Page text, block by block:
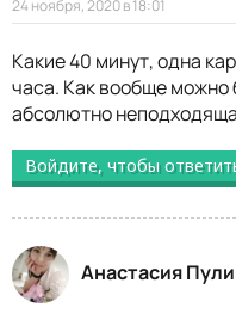
24 ноября, 2020 в 18:01
Какие 40 минут, одна
часа. Как вообще можно
абсолютно
Войдите, чтобы
Анастасия